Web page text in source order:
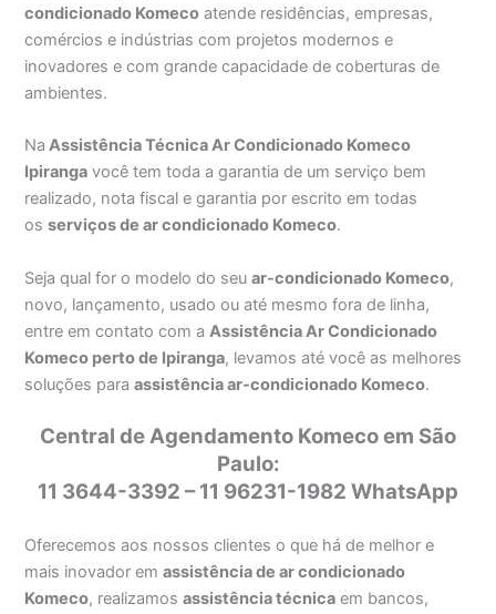
condicionado Komeco atende residências, empresas,
comércios e indústrias com projetos modernos e
inovadores e com grande capacidade de coberturas de
ambientes.
Na Assistência Técnica Ar Condicionado Komeco
Ipiranga você tem toda a garantia de um serviço bem
realizado, nota fiscal e garantia por escrito em todas
osserviços de ar condicionado Komeco.
Seja qual for o modelo do seuar-condicionado Komeco,
novo, lançamento, usado ou até mesmo fora de linha,
entre em contato com a Assistência Ar Condicionado
Komeco perto de Ipiranga, levamos até você as melhores
soluções paraassistência ar-condicionado Komeco.
Central de Agendamento Komeco em São
Paulo:
11 3644-3392 – 11 96231-1982 WhatsApp
Oferecemos aos nossos clientes o que há de melhor e
mais inovador emassistência de ar condicionado
Komeco, realizamosassistência técnica em bancos,